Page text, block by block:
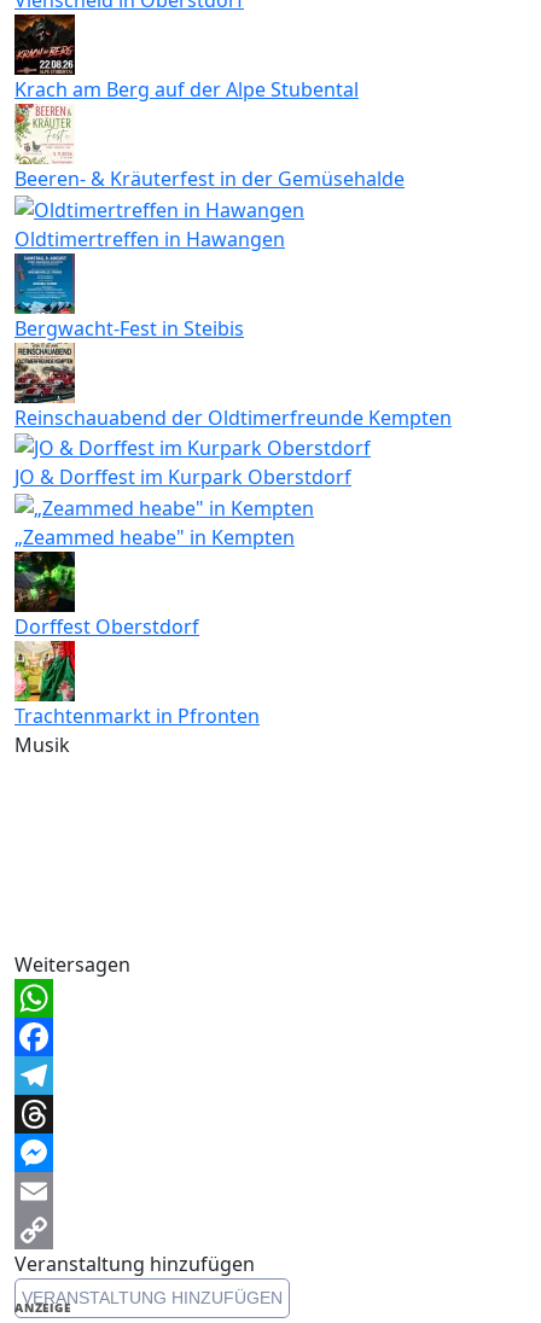
Krach am Berg auf der Alpe Stubental
Beeren- & Kräuterfest in der Gemüsehalde
Oldtimertreffen in Hawangen
Bergwacht-Fest in Steibis
Reinschauabend der Oldtimerfreunde Kempten
JO & Dorffest im Kurpark Oberstdorf
„Zeammed heabe" in Kempten
Dorffest Oberstdorf
Trachtenmarkt in Pfronten
Musik
Weitersagen
WhatsApp
Facebook
Telegram
Threads
Messenger
Email
Copy
Link
Veranstaltung hinzufügen
VERANSTALTUNG HINZUFÜGEN
ANZEIGE